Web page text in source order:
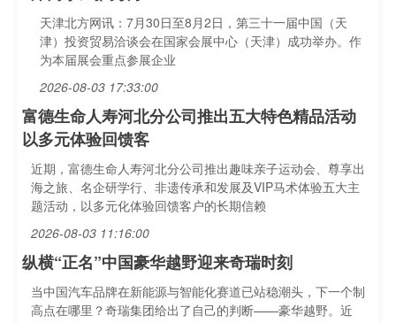
天津北方网讯：7月30日至8月2日，第三十一届中国（天
津）投资贸易洽谈会在国家会展中心（天津）成功举办。作
为本届展会重点参展企业
2026-08-03 17:33:00
富德生命人寿河北分公司推出五大特色精品活动
以多元体验回馈客
近期，富德生命人寿河北分公司推出趣味亲子运动会、尊享出
海之旅、名企研学行、非遗传承和发展及VIP马术体验五大主
题活动，以多元化体验回馈客户的长期信赖
2026-08-03 11:16:00
纵横“正名”中国豪华越野迎来奇瑞时刻
当中国汽车品牌在新能源与智能化赛道已站稳潮头，下一个制
高点在哪里？奇瑞集团给出了自己的判断——豪华越野。近